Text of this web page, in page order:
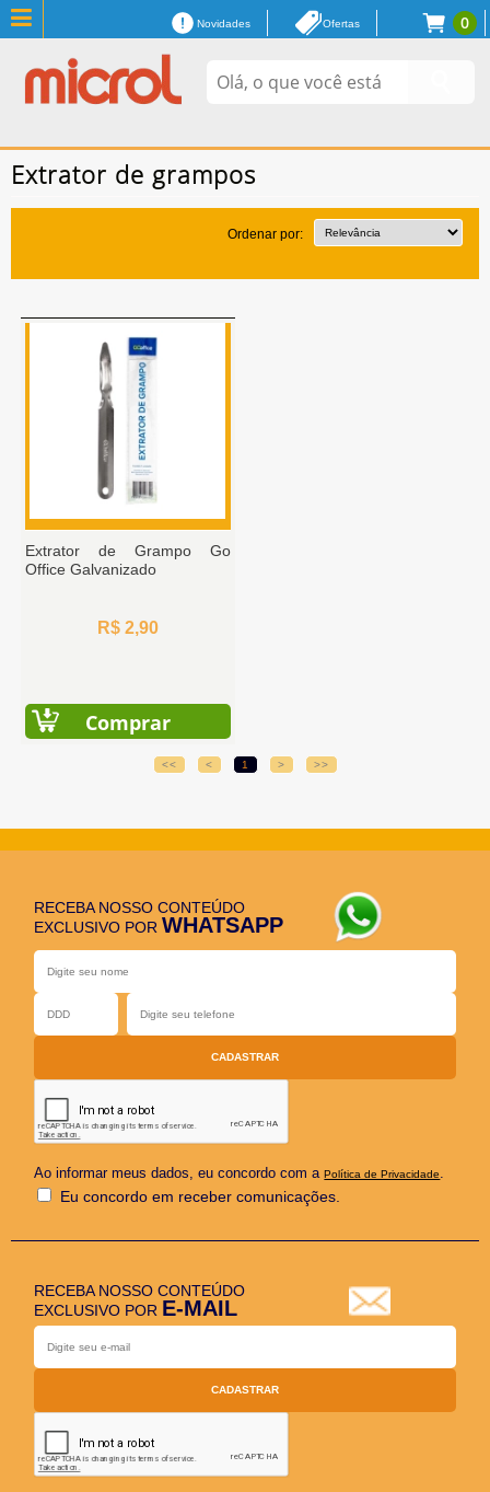
0
Novidades Ofertas
Extrator de grampos
Ordenar por:
Extrator de Grampo Go
Office Galvanizado
R$ 2,90
Comprar
<< < 1 > >>
RECEBA NOSSO CONTEÚDO
EXCLUSIVO PORWHATSAPP
Ao informar meus dados, eu concordo com aPolítica de Privacidade.
Eu concordo em receber comunicações.
RECEBA NOSSO CONTEÚDO
EXCLUSIVO POR E-MAIL